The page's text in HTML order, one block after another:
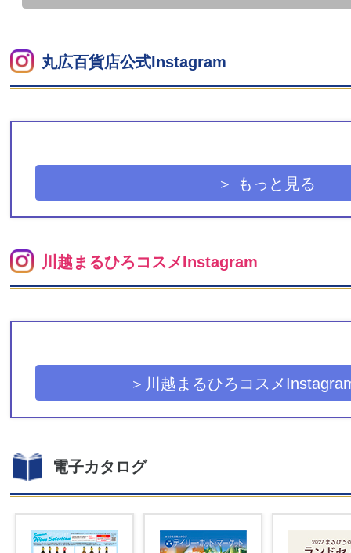
丸広百貨店公式Instagram
＞ もっと見る
川越まるひろコスメInstagram
＞川越まるひろコスメ
電子カタログ